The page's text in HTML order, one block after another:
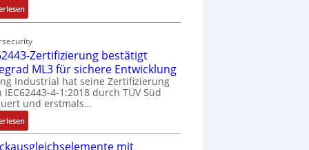
-
I
d
u
s
t
r
i
e
:
M
b
i
l
f
u
n
k
Zertifizierung bestätigt
ML3 für sichere Entwicklung
Industrial hat seine Zertifizierung
IEC62443-4-1:2018 durch TÜV Süd
und erstmals…
:
I
E
mit